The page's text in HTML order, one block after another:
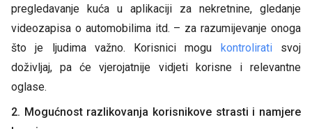
pregledavanje kuća u aplikaciji za nekretnine, gledanje
videozapisa o automobilima itd. – za razumijevanje onoga
što je ljudima važno. Korisnici mogu kontroliratisvoj
doživljaj, pa će vjerojatnije vidjeti korisne i relevantne
oglase.
2. Mogućnost razlikovanja korisnikove strasti i namjere